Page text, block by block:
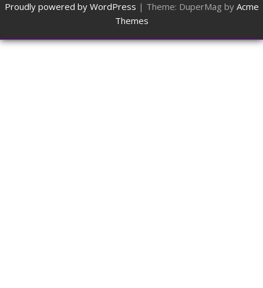
Proudly powered by WordPress | Theme: DuperMag by Acme
Themes